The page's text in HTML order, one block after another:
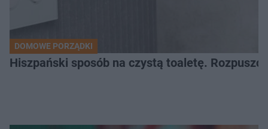
DOMOWE PORZĄDKI
Hiszpański sposób na czystą toaletę.